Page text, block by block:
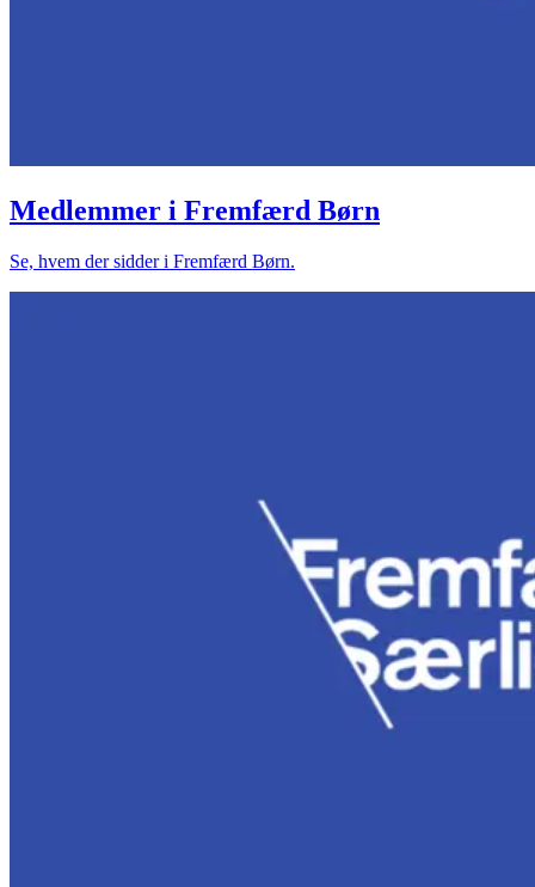
Medlemmer i Fremfærd Børn
Se, hvem der sidder i Fremfærd Børn.